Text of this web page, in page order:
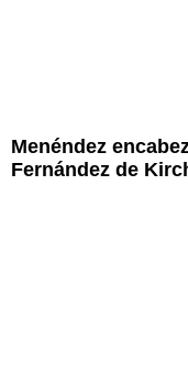
Menéndez
Fernández de